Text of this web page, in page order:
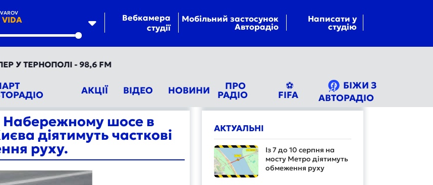
Вебкамера
студії
Мобільний застосунок
Авторадіо
Написати у
студію
- 98,6 FM
АКЦІЇ ВІДЕО НОВИНИ ПРО
РАДІО
⚽
FIFA
БІЖИ З
АВТОРАДІО
Набережному шосе в
діятимуть часткові
руху.
АКТУАЛЬНІ
Із 7 до 10 серпня на
мосту Метро діятимуть
обмеження руху